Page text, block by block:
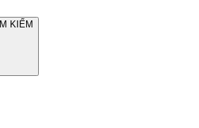
KIẾM